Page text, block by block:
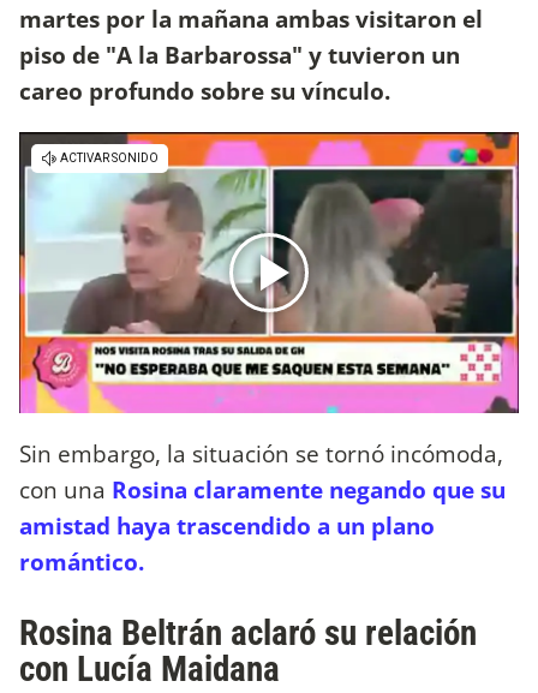
martes por la mañana ambas visitaron el
piso de "A la Barbarossa" y tuvieron un
careo profundo sobre su vínculo.
Sin embargo, la situación se tornó incómoda,
con una Rosina claramente negando que su
amistad haya trascendido a un plano
romántico.
Rosina Beltrán aclaró su relación
con Lucía Maidana